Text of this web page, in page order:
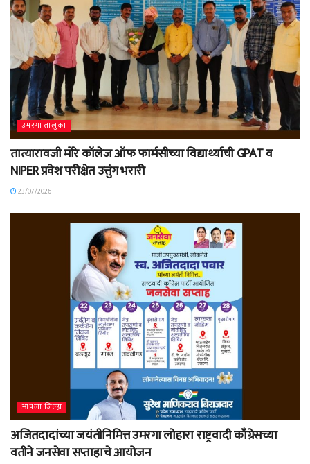
उमरगा तालुका
तात्यारावजी मोरे कॉलेज ऑफ फार्मसीच्या विद्यार्थ्याची GPAT व
NIPER प्रवेश परीक्षेत उत्तुंग भरारी
23/07/2026
आपला जिल्हा
अजितदादांच्या जयंतीनिमित्त उमरगा लोहारा राष्ट्रवादी काँग्रेसच्या
वतीने जनसेवा सप्ताहाचे आयोजन